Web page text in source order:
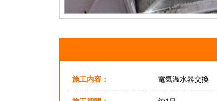
施工内容： 電気温水器交換